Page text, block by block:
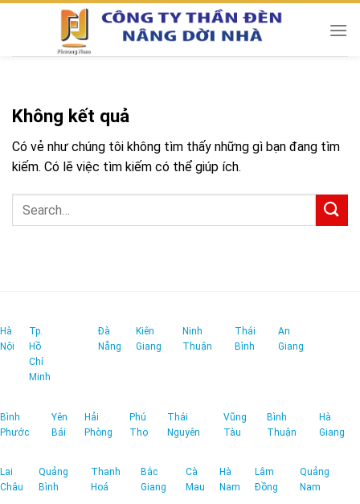
Chuyển
Không kết quả
Có vẻ như chúng tôi không tìm thấy những gì bạn đang tìm
kiếm. Có lẽ việc tìm kiếm có thể giúp ích.
Hà
Nội
Tp.
Hồ
Chí
Minh
Đà
Nẵng
Kiên
Giang
Ninh
Thuận
Thái
Bình
An
Giang
Bình
Phước
Yên
Bái
Hải
Phòng
Phú
Thọ
Thái
Nguyên
Vũng
Tàu
Bình
Thuận
Hà
Giang
Lai
Châu
Quảng
Bình
Thanh
Hoá
Bắc
Giang
Cà
Mau
Hà
Nam
Lâm
Đồng
Quảng
Nam